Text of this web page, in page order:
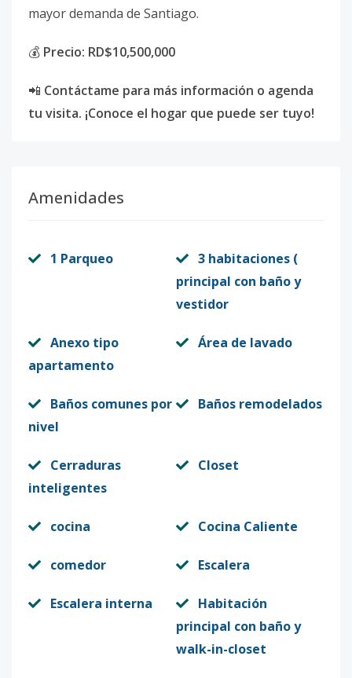
mayor demanda de Santiago.
💰 Precio: RD$10,500,000
📲 Contáctame para más información o agenda
tu visita. ¡Conoce el hogar que puede ser tuyo!
Amenidades
1 Parqueo
3 habitaciones (
principal con baño y
vestidor
Anexo tipo
apartamento
Área de lavado
Baños comunes por
nivel
Baños remodelados
Cerraduras
inteligentes
Closet
cocina Cocina Caliente
comedor Escalera
Escalera interna
Habitación
principal con baño y
walk-in-closet